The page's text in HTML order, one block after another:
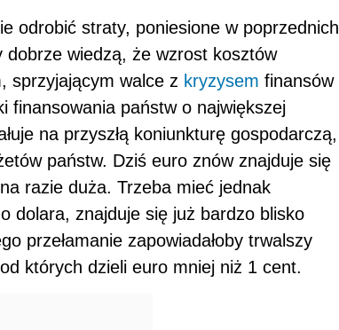
odrobić straty, poniesione w poprzednich
dobrze wiedzą, że wzrost kosztów
sprzyjającym walce z kryzysem finansów
finansowania państw o największej
na przyszłą koniunkturę gospodarczą,
państw. Dziś euro znów znajduje się
razie duża. Trzeba mieć jednak
dolara, znajduje się już bardzo blisko
przełamanie zapowiadałoby trwalszy
których dzieli euro mniej niż 1 cent.